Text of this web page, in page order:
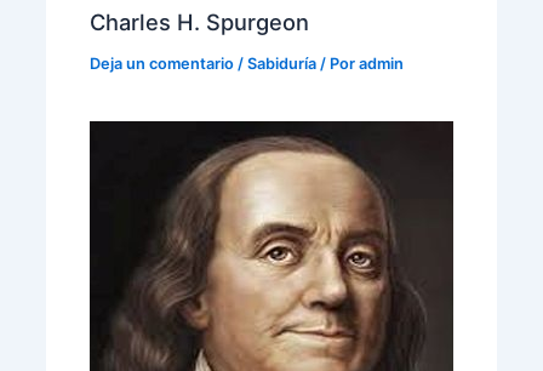
Charles H. Spurgeon
Deja un comentario / Sabiduría / Por admin